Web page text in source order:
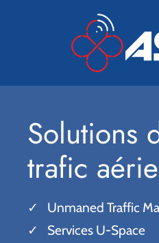
Solutions
trafic
Unmaned Traffic
Services U-Space